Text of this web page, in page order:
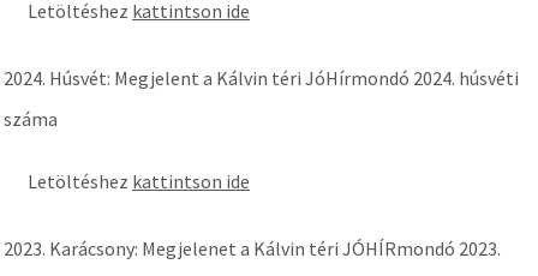
Letöltéshez kattintson ide
2024. Húsvét: Megjelent a Kálvin téri JóHírmondó 2024. húsvéti
száma
Letöltéshez kattintson ide
2023. Karácsony: Megjelenet a Kálvin téri JÓHÍRmondó 2023.